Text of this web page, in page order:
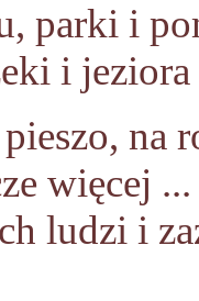
parki i
i jeziora
na
więcej ...
ludzi i